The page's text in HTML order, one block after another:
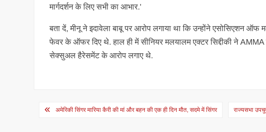
मार्गदर्शन के लिए सभी का आभार.'
बता दें, मीनू ने इदावेला बाबू पर आरोप लगाया था कि उन्होंने एसोसिएशन
फेवर के ऑफर दिए थे. हाल ही में सीनियर मलयालम एक्टर सिद्दीकी ने
सेक्सुअल हैरेसमेंट के आरोप लगाए थे.
Postअमेरिकी सिंगर मारिया कैरी की मां और बहन की एक ही दिन मौत, सदमे में सिंगर राज्यसभा